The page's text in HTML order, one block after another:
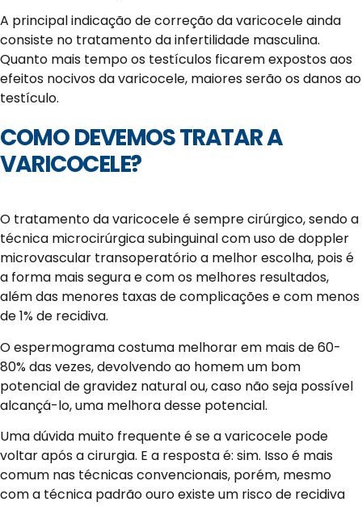
A principal indicação de correção da varicocele ainda
consiste no tratamento da infertilidade masculina.
Quanto mais tempo os testículos ficarem expostos aos
efeitos nocivos da varicocele, maiores serão os danos ao
testículo.
COMO DEVEMOS TRATAR A
VARICOCELE?
O tratamento da varicocele é sempre cirúrgico, sendo a
técnica microcirúrgica subinguinal com uso de doppler
microvascular transoperatório a melhor escolha, pois é
a forma mais segura e com os melhores resultados,
além das menores taxas de complicações e com menos
de 1% de recidiva.
O espermograma costuma melhorar em mais de 60-
80% das vezes, devolvendo ao homem um bom
potencial de gravidez natural ou, caso não seja possível
alcançá-lo, uma melhora desse potencial.
Uma dúvida muito frequente é se a varicocele pode
voltar após a cirurgia. E a resposta é: sim. Isso é mais
comum nas técnicas convencionais, porém, mesmo
com a técnica padrão ouro existe um risco de recidiva